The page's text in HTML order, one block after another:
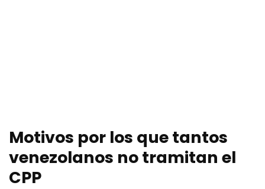
Motivos por los que tantos
venezolanos no tramitan el
CPP